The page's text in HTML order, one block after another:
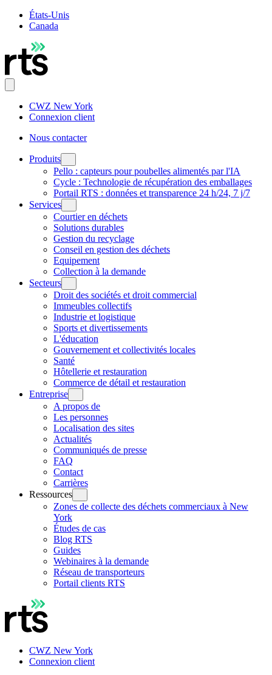
États-Unis
Canada
CWZ New York
Connexion client
Nous contacter
Produits
Pello : capteurs pour poubelles alimentés par l'IA
Cycle : Technologie de récupération des emballages
Portail RTS : données et transparence 24 h/24, 7 j/7
Services
Courtier en déchets
Solutions durables
Gestion du recyclage
Conseil en gestion des déchets
Equipement
Collection à la demande
Secteurs
Droit des sociétés et droit commercial
Immeubles collectifs
Industrie et logistique
Sports et divertissements
L'éducation
Gouvernement et collectivités locales
Santé
Hôtellerie et restauration
Commerce de détail et restauration
Entreprise
A propos de
Les personnes
Localisation des sites
Actualités
Communiqués de presse
FAQ
Contact
Carrières
Ressources
Zones de collecte des déchets commerciaux à New
York
Études de cas
Blog RTS
Guides
Webinaires à la demande
Réseau de transporteurs
Portail clients RTS
CWZ New York
Connexion client